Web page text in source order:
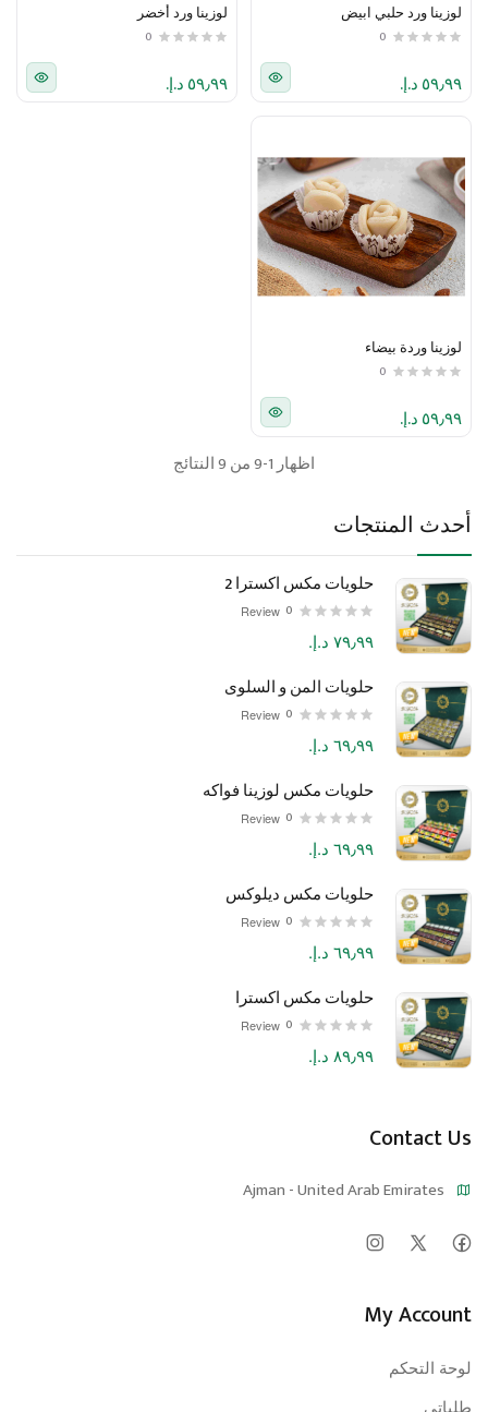
أحدث المنتجات
حلويات مكس اكسترا 2
0
Review
٧٩٫٩٩ د.إ.‏
حلويات المن و السلوى
0
Review
٦٩٫٩٩ د.إ.‏
حلويات مكس لوزينا فواكه
0
Review
٦٩٫٩٩ د.إ.‏
حلويات مكس ديلوكس
0
Review
٦٩٫٩٩ د.إ.‏
حلويات مكس اكسترا
0
Review
٨٩٫٩٩ د.إ.‏
لوزينا ورد حلبي ابيض
0
٥٩٫٩٩ د.إ.‏
لوزينا ورد أخضر
0
٥٩٫٩٩ د.إ.‏
لوزينا وردة بيضاء
0
٥٩٫٩٩ د.إ.‏
اظهار 1-9 من 9 النتائج
Contact Us
Ajman - United Arab Emirates
My Account
لوحة التحكم
طلباتي